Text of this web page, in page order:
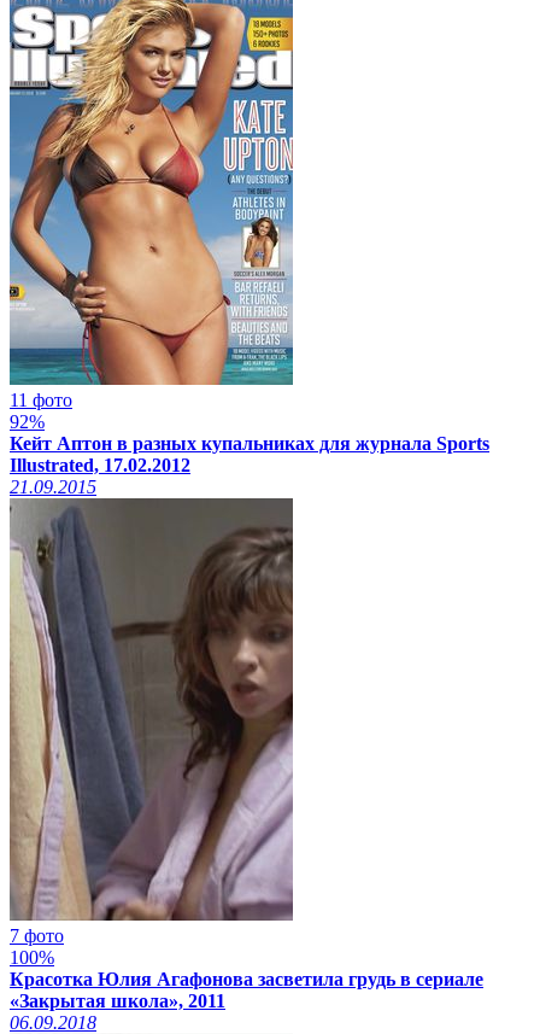
11 фото
92%
Кейт Аптон в разных купальниках для журнала Sports
Illustrated, 17.02.2012
21.09.2015
7 фото
100%
Красотка Юлия Агафонова засветила грудь в сериале
«Закрытая школа», 2011
06.09.2018